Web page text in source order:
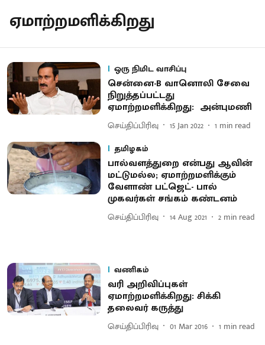
ஏமாற்றமளிக்கிறது
ஒரு நிமிட வாசிப்பு
சென்னை-B வானொலி சேவை
நிறுத்தப்பட்டது
ஏமாற்றமளிக்கிறது: அன்புமணி
செய்திப்பிரிவு 15 Jan 2022 1 min read
தமிழகம்
பால்வளத்துறை என்பது ஆவின்
மட்டுமல்ல; ஏமாற்றமளிக்கும்
வேளாண் பட்ஜெட்- பால்
முகவர்கள் சங்கம் கண்டனம்
செய்திப்பிரிவு 14 Aug 2021 2 min read
வணிகம்
வரி அறிவிப்புகள்
ஏமாற்றமளிக்கிறது: சிக்கி
தலைவர் கருத்து
செய்திப்பிரிவு 01 Mar 2016 1 min read